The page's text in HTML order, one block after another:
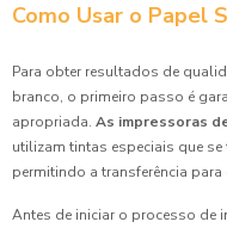
Como Usar o Papel
Para obter resultados de
branco, o primeiro passo é
apropriada. As impressoras
utilizam tintas especiais que
permitindo a transferência
Antes de iniciar o processo de